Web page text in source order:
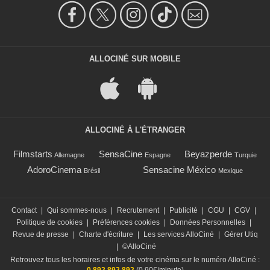
ALLOCINÉ SUR MOBILE
ALLOCINÉ À L'ÉTRANGER
Filmstarts Allemagne SensaCine Espagne Beyazperde Turquie
AdoroCinema Brésil Sensacine México Mexique
Contact Qui sommes-nous Recrutement Publicité CGU CGV
Politique de cookies
Préférences cookies Données Personnelles
Revue de presse
Charte d'écriture Les services AlloCiné
Gérer Utiq
©AlloCiné
Retrouvez tous les horaires et infos de votre cinéma sur le numéro AlloCiné :